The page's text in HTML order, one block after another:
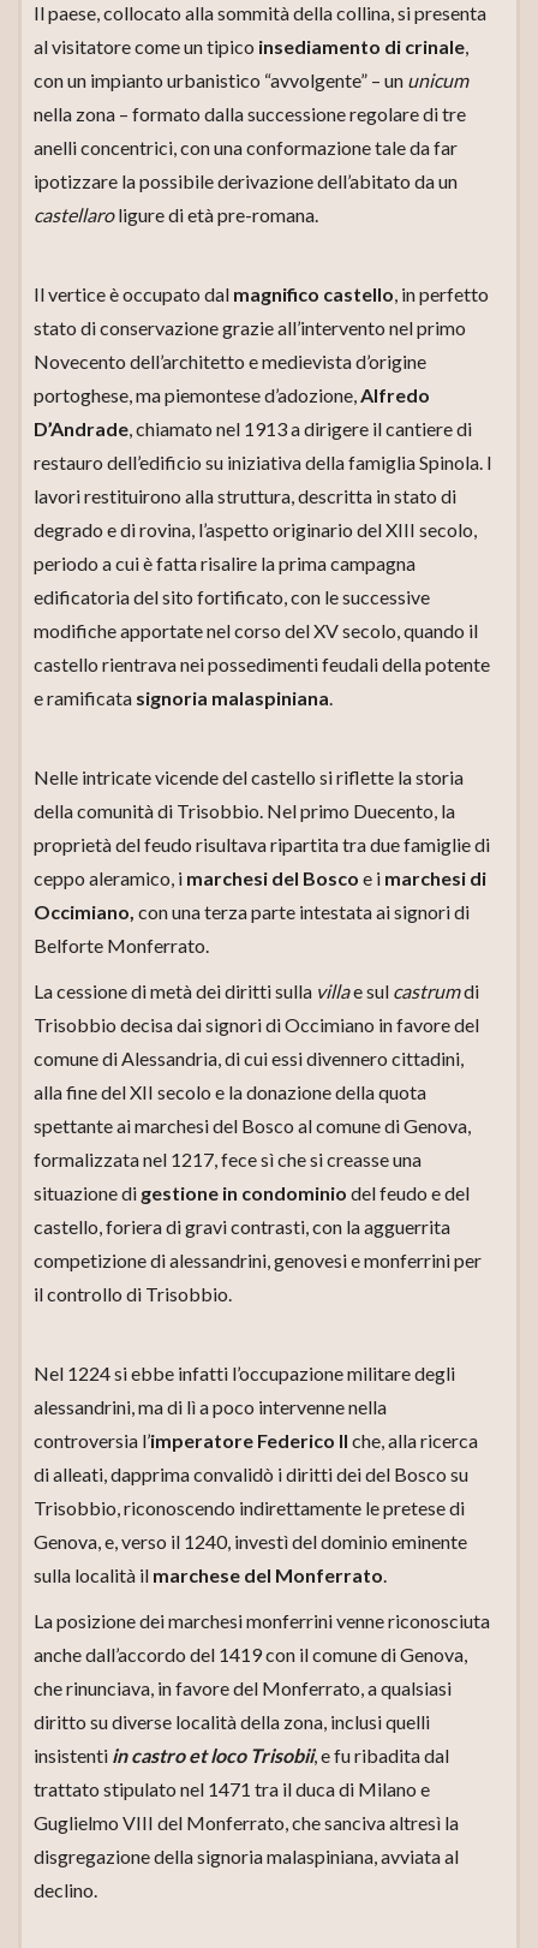
Il paese, collocato alla sommità della collina, si presenta
al visitatore come un tipico insediamento di crinale,
con un impianto urbanistico “avvolgente” – un unicum
nella zona – formato dalla successione regolare di tre
anelli concentrici, con una conformazione tale da far
ipotizzare la possibile derivazione dell’abitato da un
castellaroligure di età pre-romana.
Il vertice è occupato dal magnifico castello, in perfetto
stato di conservazione grazie all’intervento nel primo
Novecento dell’architetto e medievista d’origine
portoghese, ma piemontese d’adozione,Alfredo
D’Andrade, chiamato nel 1913 a dirigere il cantiere di
restauro dell’edificio su iniziativa della famiglia Spinola. I
lavori restituirono alla struttura, descritta in stato di
degrado e di rovina, l’aspetto originario del XIII secolo,
periodo a cui è fatta risalire la prima campagna
edificatoria del sito fortificato, con le successive
modifiche apportate nel corso del XV secolo, quando il
castello rientrava nei possedimenti feudali della potente
e ramificata signoria malaspiniana.
Nelle intricate vicende del castello si riflette la storia
della comunità di Trisobbio. Nel primo Duecento, la
proprietà del feudo risultava ripartita tra due famiglie di
ceppo aleramico, i marchesi del Bosco e i marchesi di
Occimiano, con una terza parte intestata ai signori di
Belforte Monferrato.
La cessione di metà dei diritti sulla villae sul castrumdi
Trisobbio decisa dai signori di Occimiano in favore del
comune di Alessandria, di cui essi divennero cittadini,
alla fine del XII secolo e la donazione della quota
spettante ai marchesi del Bosco al comune di Genova,
formalizzata nel 1217, fece sì che si creasse una
situazione di gestione in condominio del feudo e del
castello, foriera di gravi contrasti, con la agguerrita
competizione di alessandrini, genovesi e monferrini per
il controllo di Trisobbio.
Nel 1224 si ebbe infatti l’occupazione militare degli
alessandrini, ma di lì a poco intervenne nella
controversia l’imperatore Federico II che, alla ricerca
di alleati, dapprima convalidò i diritti dei del Bosco su
Trisobbio, riconoscendo indirettamente le pretese di
Genova, e, verso il 1240, investì del dominio eminente
sulla località il marchese del Monferrato.
La posizione dei marchesi monferrini venne riconosciuta
anche dall’accordo del 1419 con il comune di Genova,
che rinunciava, in favore del Monferrato, a qualsiasi
diritto su diverse località della zona, inclusi quelli
insistenti in castro et loco Trisobii, e fu ribadita dal
trattato stipulato nel 1471 tra il duca di Milano e
Guglielmo VIII del Monferrato, che sanciva altresì la
disgregazione della signoria malaspiniana, avviata al
declino.